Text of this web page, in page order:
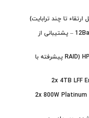
12Bay LFF (Large Form Factor) – پشتیبانی از
HPE Smart Array MR416i-a (RAID پیشرفته با
2x 800W